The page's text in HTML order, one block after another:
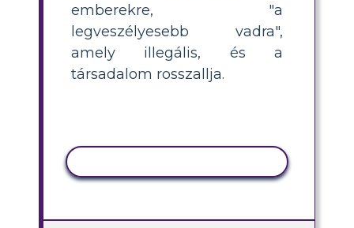
emberekre, "a
legveszélyesebb vadra",
amely illegális, és a
társadalom rosszallja.